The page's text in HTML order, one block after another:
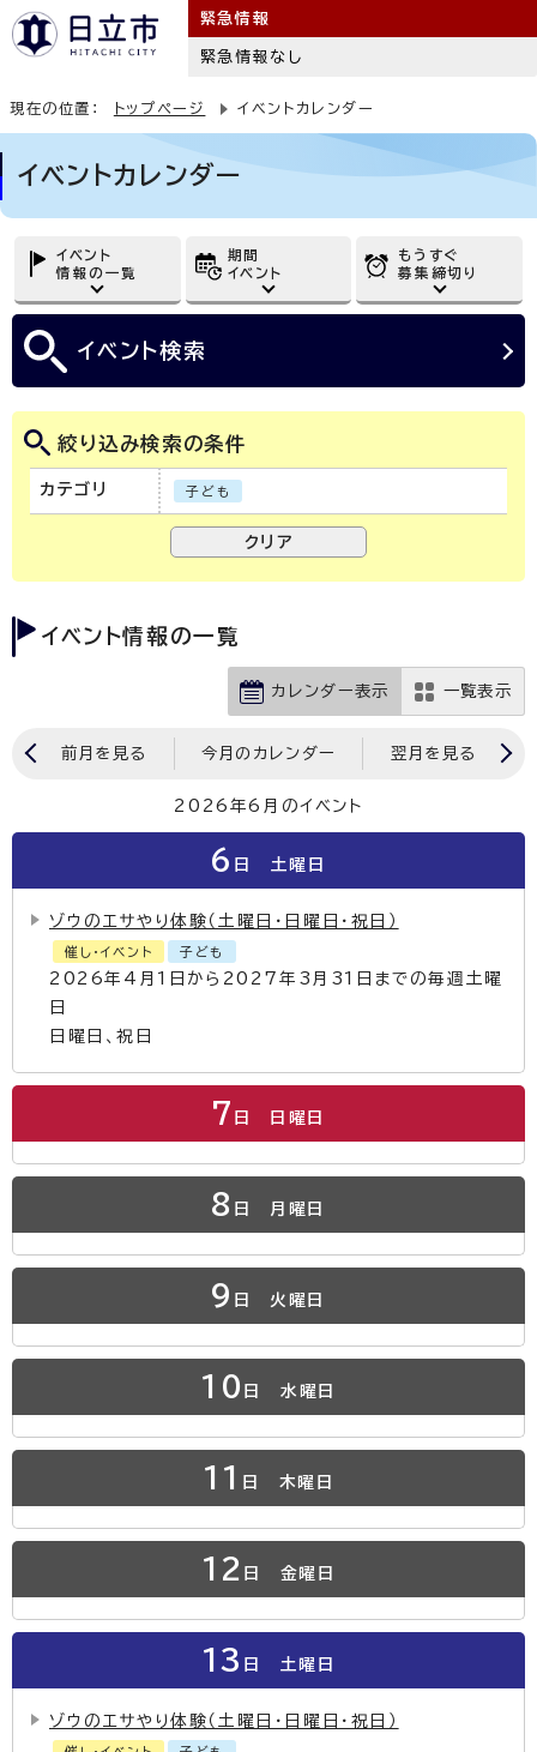
緊急情報
緊急情報なし
現在の位置： トップページ イベントカレンダー
イベントカレンダー
イベント
情報の一覧
期間
イベント
もうすぐ
募集締切り
イベント検索
絞り込み検索の条件
カテゴリ 子ども
イベント情報の一覧
カレンダー表示 一覧表示
前月を見る 今月のカレンダー 翌月を見る
2026年6月のイベント
6 日 土曜日
ゾウのエサやり体験（土曜日・日曜日・祝日）
催し・イベント 子ども
2026年4月1日から2027年3月31日までの毎週土曜
日
日曜日、祝日
7 日 日曜日
8 日 月曜日
9 日 火曜日
10 日 水曜日
11 日 木曜日
12 日 金曜日
13 日 土曜日
ゾウのエサやり体験（土曜日・日曜日・祝日）